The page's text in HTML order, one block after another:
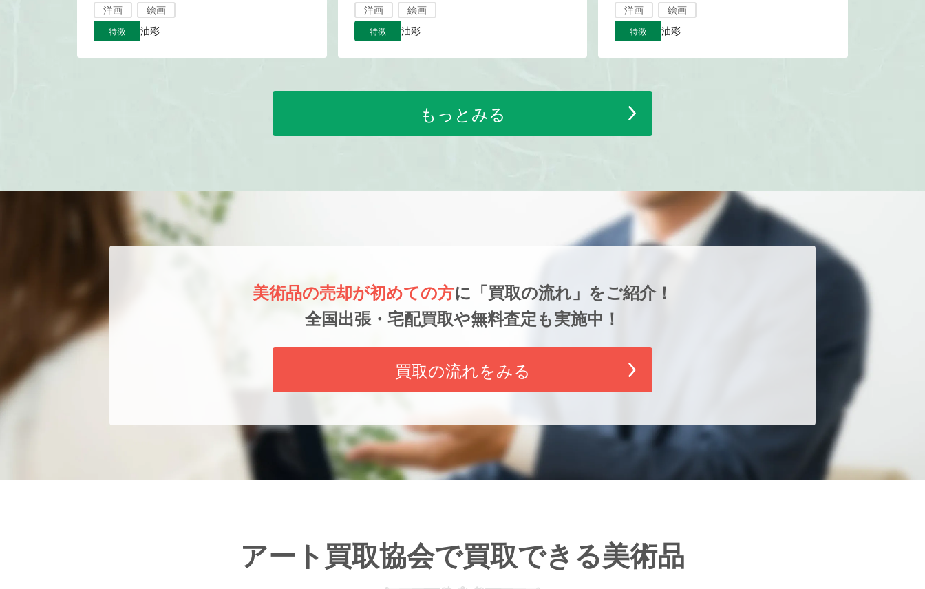
洋画 絵画
特徴 油彩
洋画 絵画
特徴 油彩
洋画 絵画
特徴 油彩
もっとみる
美術品の売却が初めての方に 「買取の流れ」をご紹介！
全国出張・宅配買取や無料査定も実施中！
買取の流れをみる
アート買取協会で買取できる美術品